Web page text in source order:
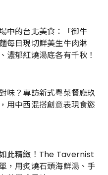
中的台北美食：「御牛
每日現切鮮美生牛肉淋
濃郁紅燒湯底各有千秋！
味？專訪新式粵菜餐廳玖
用中西混搭創意表現食慾
此精緻！The Tavernist
，用炙燒石頭海鮮湯、手